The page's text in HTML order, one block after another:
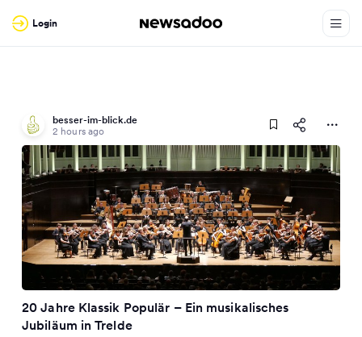
Login
besser-im-blick.de
2 hours ago
20 Jahre Klassik Populär – Ein musikalisches
Jubiläum in Trelde